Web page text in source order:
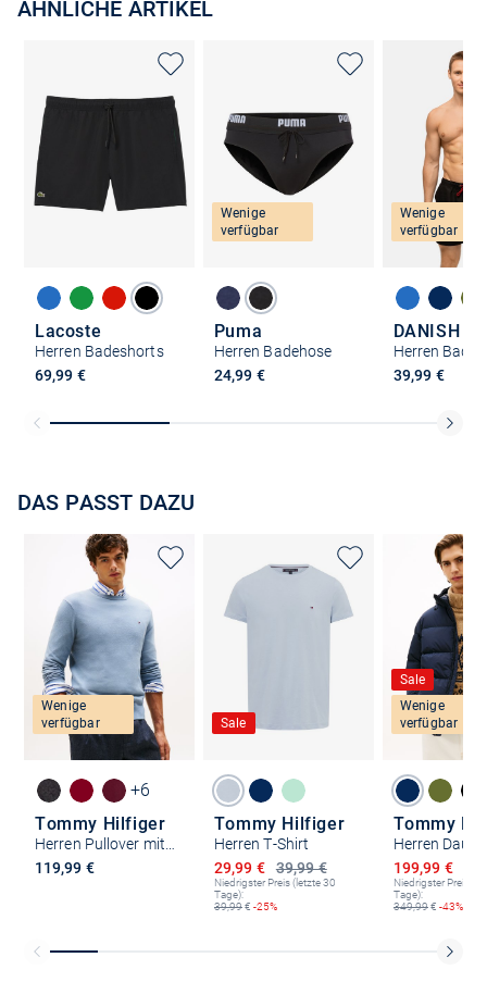
ÄHNLICHE ARTIKEL
Lacoste
Herren Badeshorts
69,99 €
Wenige
verfügbar
Puma
Herren Badehose
24,99 €
Wenige
verfügbar
Herren
39,99 €
DAS PASST DAZU
Wenige
verfügbar
+6
Tommy Hilfiger
119,99 €
Sale
Tommy Hilfiger
Herren T-Shirt
39,99 €
Ermäßigter Preis
29,99 €
Niedrigster Preis (letzte 30
Tage):
39,99€ -25%
Sale
Wenige
verfügbar
Tommy
Herren
Ermäßigter
199,99 €
Niedrigster Preis
Tage):
349,99€ -43%